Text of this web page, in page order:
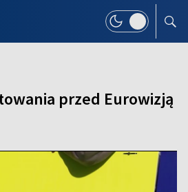
przed Eurowizją